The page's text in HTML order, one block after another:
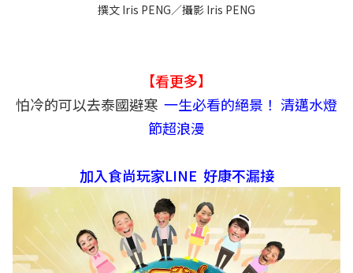
撰文 Iris PENG／攝影 Iris PENG
【看更多】
怕冷的可以去泰國避寒 一生必看的絕景！ 清邁水燈
節超浪漫
加入食尚玩家LINE 好康不漏接